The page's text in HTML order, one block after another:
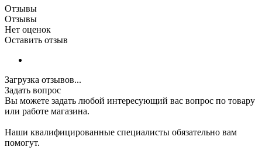
Отзывы
Отзывы
Нет оценок
Оставить отзыв
Загрузка отзывов...
Задать вопрос
Вы можете задать любой интересующий вас вопрос по товару
или работе магазина.
Наши квалифицированные специалисты обязательно вам
помогут.